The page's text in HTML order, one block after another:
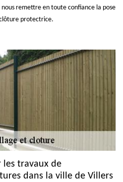
nous remettre en toute confiance la pose
protectrice.
les travaux de
dans la ville de Villers